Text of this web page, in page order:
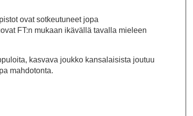
ovat sotkeutuneet jopa
FT:n mukaan ikävällä tavalla mieleen
kasvava joukko kansalaisista joutuu
mahdotonta.